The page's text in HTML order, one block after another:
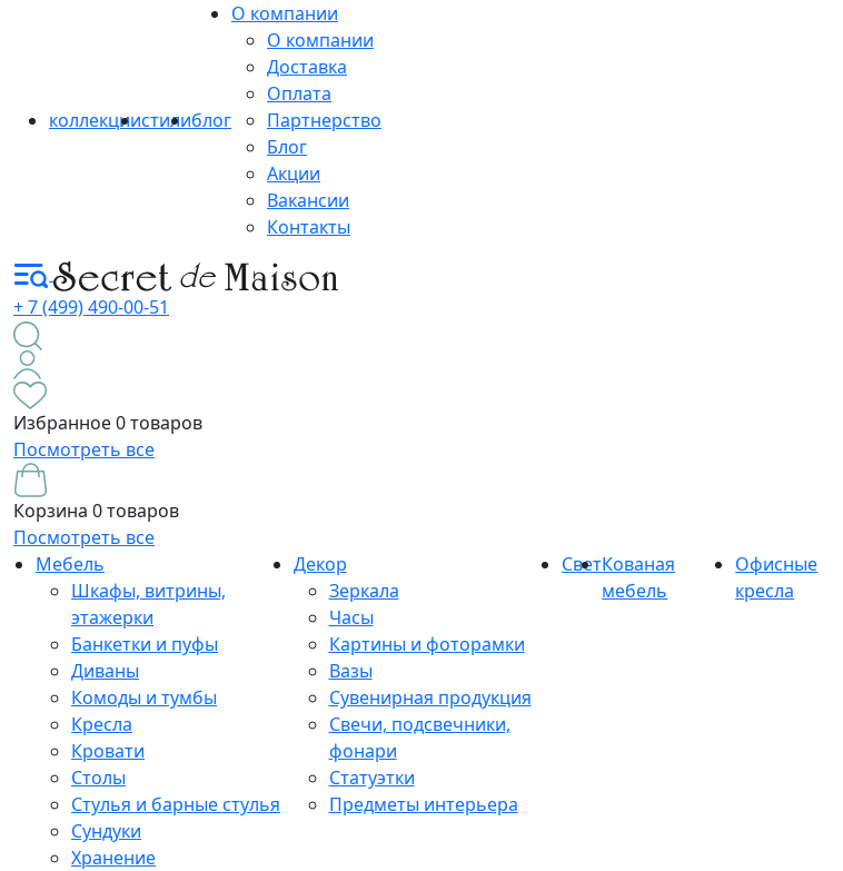
коллекциистилиблог
О компании
О компании
Доставка
Оплата
Партнерство
Блог
Акции
Вакансии
Контакты
+ 7 (499) 490-00-51
Избранное0 товаров
Посмотреть все
Корзина 0 товаров
Посмотреть все
Мебель
Шкафы, витрины,
этажерки
Банкетки и пуфы
Диваны
Комоды и тумбы
Кресла
Кровати
Столы
Стулья и барные стулья
Сундуки
Хранение
Декор
Зеркала
Часы
Картины и фоторамки
Вазы
Сувенирная продукция
Свечи, подсвечники,
фонари
Статуэтки
Предметы интерьера
СветКованая
мебель
Офисные
кресла